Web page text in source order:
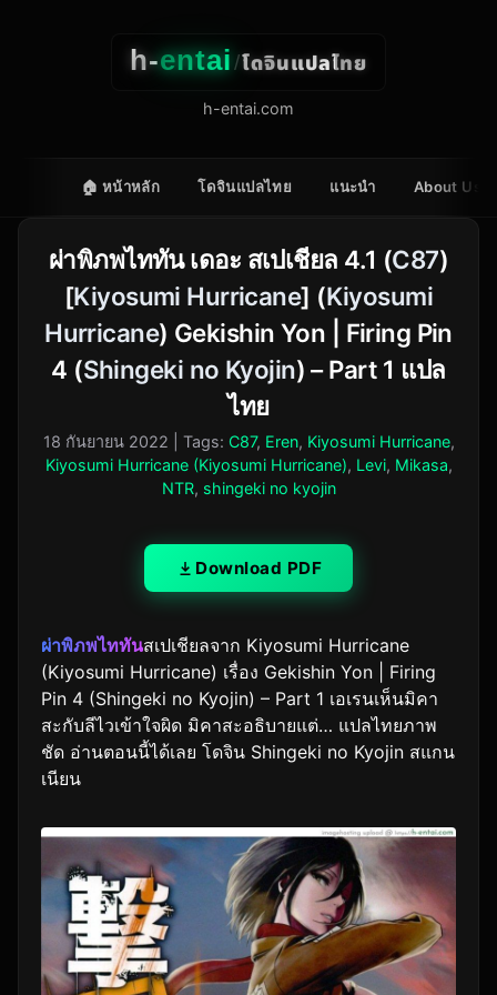
h-entai/โดจินแปลไทย
h-entai.com
🏠 หน้าหลัก โดจินแปลไทย แนะนำ About Us
ผ่าพิภพไททัน เดอะ สเปเชียล 4.1 (C87)
[Kiyosumi Hurricane] (Kiyosumi
Hurricane) Gekishin Yon | Firing Pin
4 (Shingeki no Kyojin) – Part 1 แปล
ไทย
18 กันยายน 2022 | Tags: C87, Eren, Kiyosumi Hurricane,
Kiyosumi Hurricane (Kiyosumi Hurricane), Levi, Mikasa,
NTR, shingeki no kyojin
Download PDF
ผ่าพิภพไททันสเปเชียลจาก Kiyosumi Hurricane
(Kiyosumi Hurricane) เรื่อง Gekishin Yon | Firing
Pin 4 (Shingeki no Kyojin) – Part 1 เอเรนเห็นมิคา
สะกับลีไวเข้าใจผิด มิคาสะอธิบายแต่… แปลไทยภาพ
ชัด อ่านตอนนี้ได้เลย โดจิน Shingeki no Kyojin สแกน
เนียน